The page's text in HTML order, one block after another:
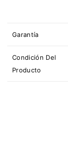
Garantía
Condición Del
Producto